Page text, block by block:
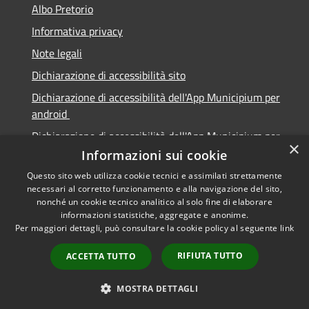
Albo Pretorio
Informativa privacy
Note legali
Dichiarazione di accessibilità sito
Dichiarazione di accessibilità dell'App Municipium per
android
Dichiarazione di accessibilità dell'App Municipium per
RSS
Accessibilità
Copyright © 2026 • Città di
Municipium•
Accesso
redazione
×
Informazioni sui cookie
Questo sito web utilizza cookie tecnici e assimilati strettamente
necessari al corretto funzionamento e alla navigazione del sito,
nonché un cookie tecnico analitico al solo fine di elaborare
informazioni statistiche, aggregate e anonime.
Per maggiori dettagli, può consultare la cookie policy al seguente link
ACCETTA TUTTO RIFIUTA TUTTO
MOSTRA DETTAGLI